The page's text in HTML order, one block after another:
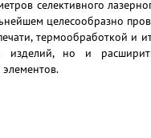
селективного
целесообразно
термообработкой и
изделий, но и